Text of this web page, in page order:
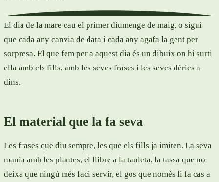
El dia de la mare cau el primer diumenge de maig, o sigui
que cada any canvia de data i cada any agafa la gent per
sorpresa. El que fem per a aquest dia és un dibuix on hi surti
ella amb els fills, amb les seves frases i les seves dèries a
dins.
El material que la fa seva
Les frases que diu sempre, les que els fills ja imiten. La seva
mania amb les plantes, el llibre a la tauleta, la tassa que no
deixa que ningú més faci servir, el gos que només li fa cas a